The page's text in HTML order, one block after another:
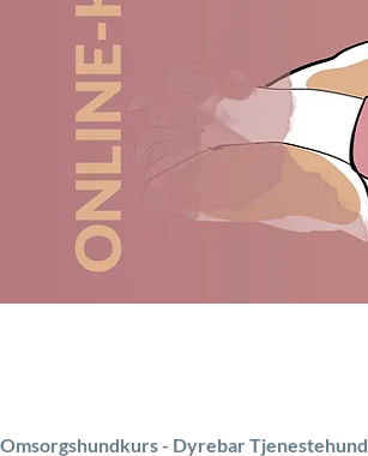
Omsorgshundkurs - Dyrebar Tjenestehund